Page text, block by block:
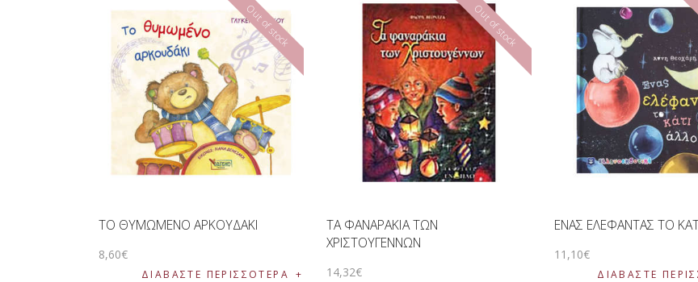
Out of stock
ΤΟ ΘΥΜΩΜΕΝΟ ΑΡΚΟΥΔΑΚΙ
8,60€
ΔΙΑΒΆΣΤΕ ΠΕΡΙΣΣΌΤΕΡΑ
Out of stock
ΤΑ ΦΑΝΑΡΑΚΙΑ ΤΩΝ
ΧΡΙΣΤΟΥΓΕΝΝΩΝ
14,32€
ΕΝΑΣ ΕΛΕΦΑΝΤΑΣ ΤΟ
11 ,10€
ΔΙΑΒΆΣΤΕ